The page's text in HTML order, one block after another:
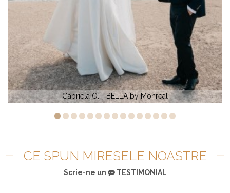
Alexandra Marinescu - San Patrick Rialto
CE SPUN MIRESELE NOASTRE
Scrie-ne un TESTIMONIAL